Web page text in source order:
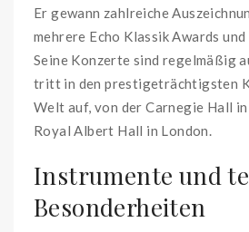
Er gewann zahlreiche
mehrere Echo Klassik Awards
Seine Konzerte sind regelmäßig
tritt in den prestigeträchtigsten
Welt auf, von der Carnegie Hall
Royal Albert Hall in London.
Instrumente und
Besonderheiten